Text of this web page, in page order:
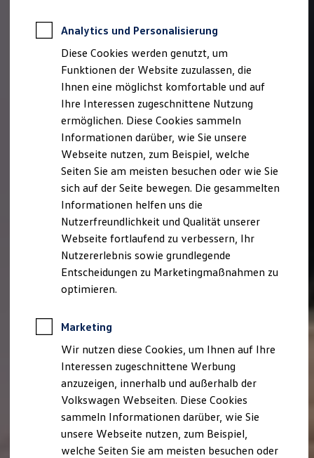
Zertifizierte Gebrauchtwagen
Für Privatkunden
Für Gewerbekunden
Leasing
Für Privatkunden
Für Gewerbekunden
Versicherungen & Garantien
Garantien
Kfz-Versicherung für Nutzfahrzeuge
Restschuldversicherung
Wartungsverträge
Besitzer & Service
Reparatur & Service
Sommer-Special
Reparatur, Pflege & Inspektion
Servicetermin anfragen
Service-Vorteile bei Volkswagen Nutzfahrzeuge
ServicePlus
Economy Service
Räder & Reifen Service
Ersatzfahrzeuge
Software, Konnektivität & Apps
California App
VW Connect für Ihren ID. Buzz
VW Connect für Ihren Transporter/Caravelle
VW Connect für Ihren Amarok
VW Connect für andere Modelle
Connect Pro
Fleet Interface Data
Multistop Pathfinder
Übersicht Software Updates
Hilfreiches für Besitzer
Analytics und Personalisierung
Diese Cookies werden genutzt, um
Funktionen der Website zuzulassen, die
Ihnen eine möglichst komfortable und auf
Ihre Interessen zugeschnittene Nutzung
ermöglichen. Diese Cookies sammeln
Informationen darüber, wie Sie unsere
Webseite nutzen, zum Beispiel, welche
Seiten Sie am meisten besuchen oder wie Sie
sich auf der Seite bewegen. Die gesammelten
Informationen helfen uns die
Nutzerfreundlichkeit und Qualität unserer
Webseite fortlaufend zu verbessern, Ihr
Nutzererlebnis sowie grundlegende
Entscheidungen zu Marketingmaßnahmen zu
optimieren.
Marketing
Wir nutzen diese Cookies, um Ihnen auf Ihre
Interessen zugeschnittene Werbung
anzuzeigen, innerhalb und außerhalb der
Volkswagen Webseiten. Diese Cookies
sammeln Informationen darüber, wie Sie
unsere Webseite nutzen, zum Beispiel,
welche Seiten Sie am meisten besuchen oder